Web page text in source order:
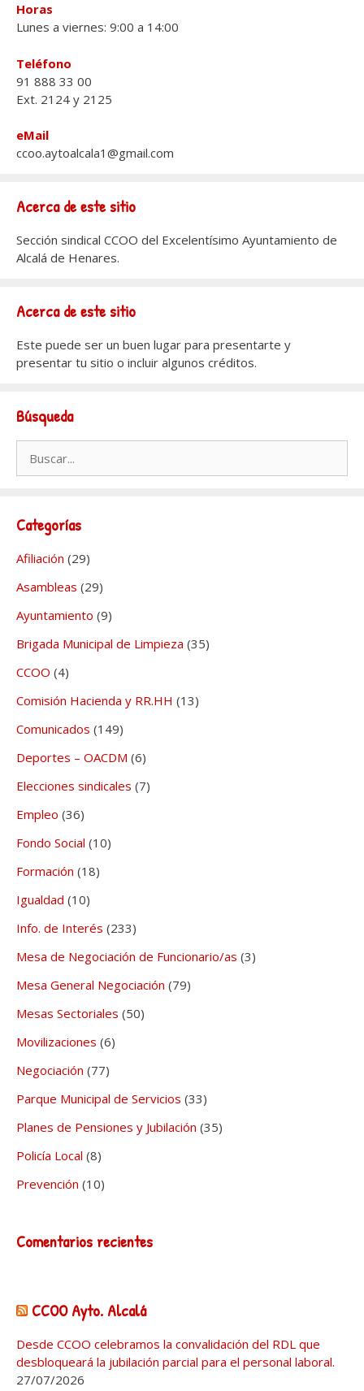
Horas
Lunes a viernes: 9:00 a 14:00
Teléfono
91 888 33 00
Ext. 2124 y 2125
eMail
ccoo.aytoalcala1@gmail.com
Acerca de este sitio
Sección sindical CCOO del Excelentísimo Ayuntamiento de
Alcalá de Henares.
Acerca de este sitio
Este puede ser un buen lugar para presentarte y
presentar tu sitio o incluir algunos créditos.
Búsqueda
Categorías
Afiliación (29)
Asambleas (29)
Ayuntamiento (9)
Brigada Municipal de Limpieza (35)
CCOO (4)
Comisión Hacienda y RR.HH (13)
Comunicados (149)
Deportes – OACDM (6)
Elecciones sindicales (7)
Empleo (36)
Fondo Social (10)
Formación (18)
Igualdad (10)
Info. de Interés (233)
Mesa de Negociación de Funcionario/as (3)
Mesa General Negociación (79)
Mesas Sectoriales (50)
Movilizaciones (6)
Negociación (77)
Parque Municipal de Servicios (33)
Planes de Pensiones y Jubilación (35)
Policía Local (8)
Prevención (10)
Comentarios recientes
CCOO Ayto. Alcalá
Desde CCOO celebramos la convalidación del RDL que
desbloqueará la jubilación parcial para el personal laboral.
27/07/2026